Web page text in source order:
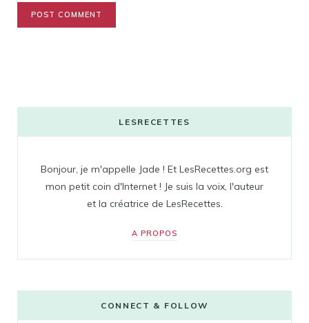
LESRECETTES
Bonjour, je m'appelle Jade ! Et LesRecettes.org est
mon petit coin d'Internet ! Je suis la voix, l'auteur
et la créatrice de LesRecettes.
A PROPOS
CONNECT & FOLLOW